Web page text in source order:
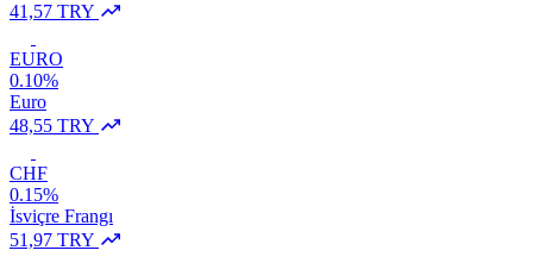
41,57 TRY
EURO
0.10%
Euro
48,55 TRY
CHF
0.15%
İsviçre Frangı
51,97 TRY